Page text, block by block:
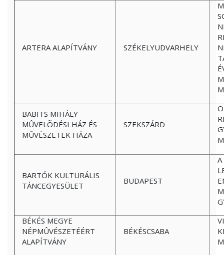
ARTERA ALAPÍTVÁNY SZÉKELYUDVARHELY
BABITS MIHÁLY
MÛVELÕDÉSI HÁZ ÉS
MÛVÉSZETEK HÁZA
SZEKSZÁRD
BARTÓK KULTURÁLIS
TÁNCEGYESÜLET
BUDAPEST
BÉKÉS MEGYE
NÉPMÛVÉSZETÉÉRT
ALAPÍTVÁNY
BÉKÉSCSABA